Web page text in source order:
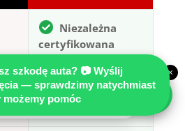
Niezależna
certyfikowana
— pełny kosztorys
wg stawek
rynkowych
szkodę auta? 📷 Wyślij
— sprawdzimy natychmiast
możemy pomóc
×
Wyślij zdjęcia —
czy możemy